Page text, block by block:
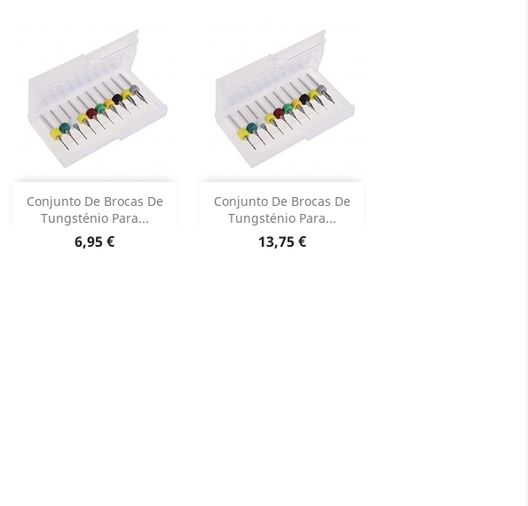
Conjunto De Brocas De
Tungsténio Para...
Preço
6,95 €
Adicionar 
Dados do produto
Conjunto De Brocas De
Tungsténio Para...
Preço
13,75 €
Adicionar 
Dados do produto